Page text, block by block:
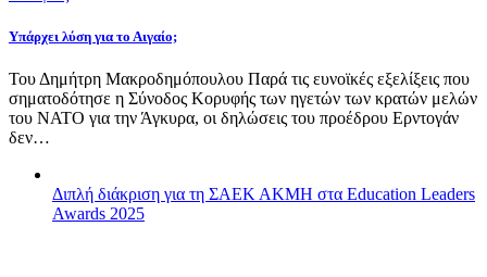
Υπάρχει λύση για το Αιγαίο;
Του Δημήτρη Μακροδημόπουλου Παρά τις ευνοϊκές εξελίξεις που
σηματοδότησε η Σύνοδος Κορυφής των ηγετών των κρατών μελών
του ΝΑΤΟ για την Άγκυρα, οι δηλώσεις του προέδρου Ερντογάν
δεν…
Διπλή διάκριση για τη ΣΑΕΚ ΑΚΜΗ στα Education Leaders
Awards 2025